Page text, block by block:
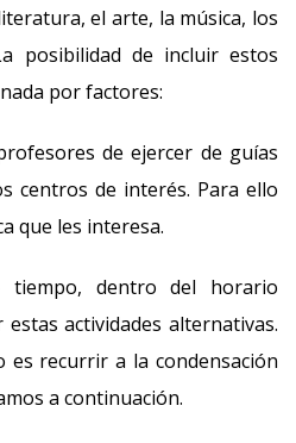
el arte, la música, los
posibilidad de incluir estos
por factores:
de ejercer de guías
centros de interés. Para ello
que les interesa.
tiempo, dentro del horario
actividades alternativas.
es recurrir a la condensación
a continuación.